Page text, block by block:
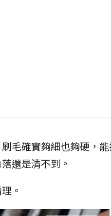
毛確實夠細也夠硬，
還是清不到。
。